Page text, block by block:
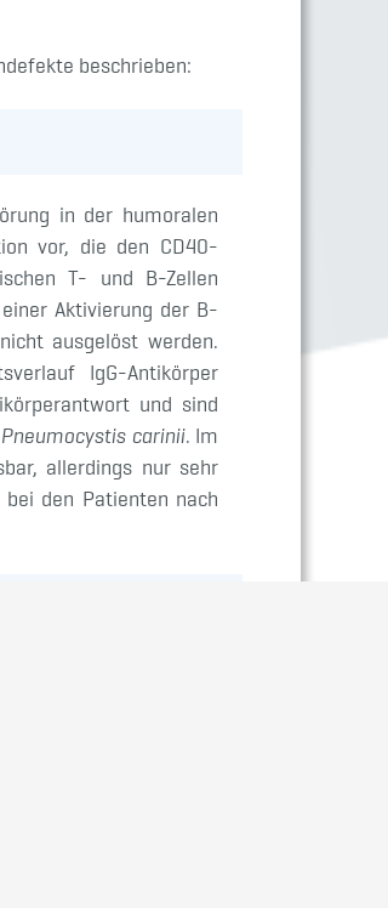
beschrieben:
in der humoralen
vor, die den CD40-
T- und B-Zellen
Aktivierung der B-
ausgelöst werden.
IgG-Antikörper
und sind
Pneumocystis carinii. Im
allerdings nur sehr
bei den Patienten nach